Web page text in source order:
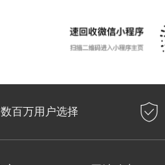
数百万用户选择